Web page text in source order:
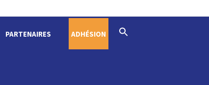
PARTENAIRES ADHÉSION